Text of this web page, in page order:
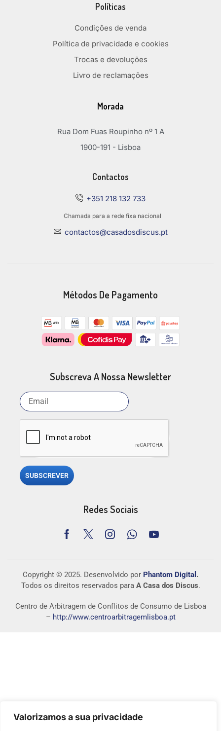
Valorizamos a sua privacidade
Políticas
Condições de venda
Política de privacidade e cookies
Trocas e devoluções
Livro de reclamações
Morada
Rua Dom Fuas Roupinho nº 1 A
1900-191 - Lisboa
Contactos
+351 218 132 733
Chamada para a rede fixa nacional
contactos@casadosdiscus.pt
Métodos De Pagamento
Subscreva A Nossa Newsletter
SUBSCREVER
Redes Sociais
Copyright © 2025. Desenvolvido por Phantom Digital .
Todos os direitos reservados para A Casa dos Discus.
Centro de Arbitragem de Conflitos de Consumo de Lisboa
– http://www.centroarbitragemlisboa.pt